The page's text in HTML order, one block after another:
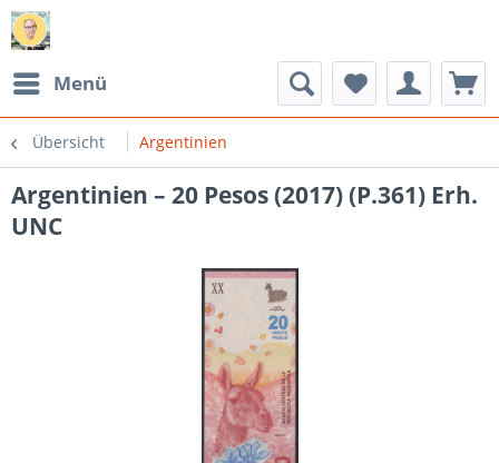
Menü
Übersicht Argentinien
Argentinien – 20 Pesos (2017) (P.361) Erh.
UNC